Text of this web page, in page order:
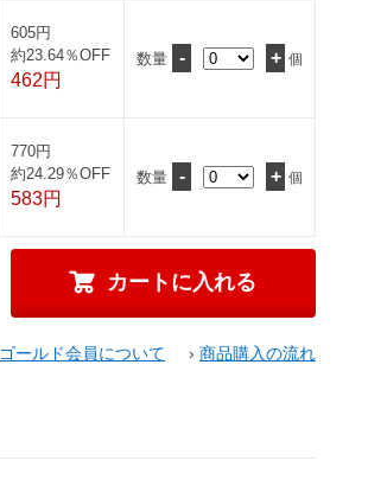
605円
約23.64％OFF
462円
数量 - + 個
770円
約24.29％OFF
583円
数量 - + 個
ゴールド会員について › 商品購入の流れ